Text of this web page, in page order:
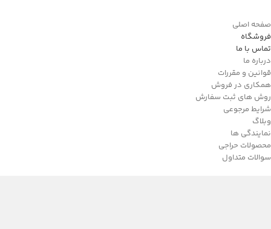
صفحه اصلی
فروشگاه
تماس با ما
درباره ما
قوانین و مقررات
همکاری در فروش
روش های ثبت سفارش
شرایط مرجوعی
وبلاگ
نمایندگی ها
محصولات حراجی
سوالات متداول